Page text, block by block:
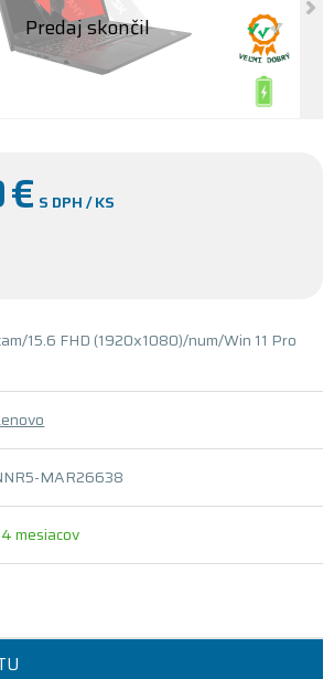
€ S DPH / KS
15.6 FHD (1920x1080)/num/Win 11 Pro
MAR26638
mesiacov